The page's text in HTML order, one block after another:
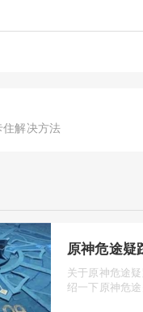
解决方法
原神危途疑
关于原神危途
绍一下原神危